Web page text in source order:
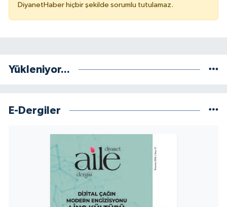
DiyanetHaber hiçbir şekilde sorumlu tutulamaz.
Yükleniyor...
E-Dergiler
Osmaniye Müftülüğü
Siirt Müftülüğü
Sinop Müftülüğü
Sivas Müftülüğü
Şanlıurfa Müftülüğü